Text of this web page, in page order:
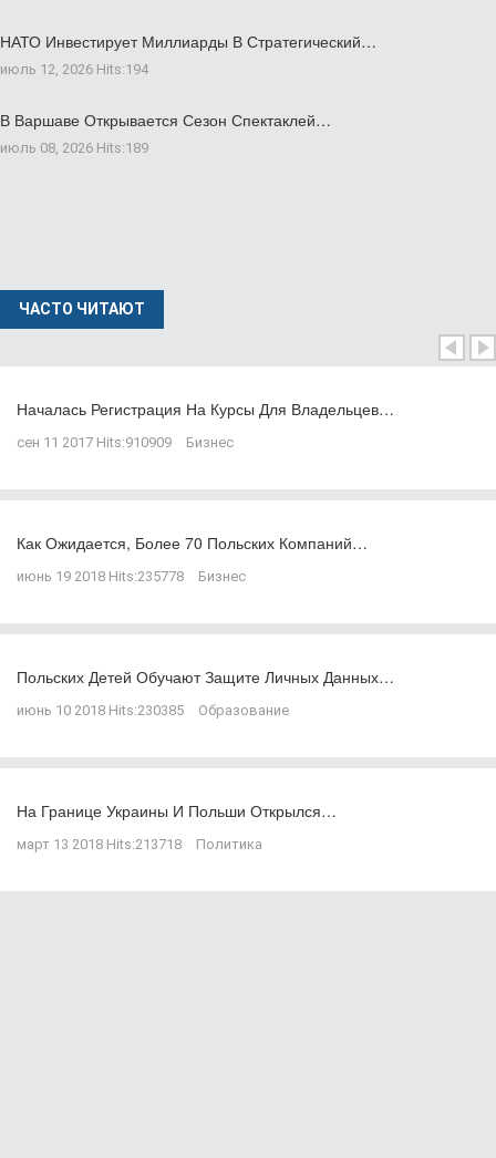
НАТО Инвестирует Миллиарды В Стратегический…
июль 12, 2026 Hits:194
В Варшаве Открывается Сезон Спектаклей…
июль 08, 2026 Hits:189
ЧАСТО ЧИТАЮТ
Началась Регистрация На Курсы Для Владельцев…
сен 11 2017 Hits:910909 Бизнес
Как Ожидается, Более 70 Польских Компаний…
июнь 19 2018 Hits:235778 Бизнес
Польских Детей Обучают Защите Личных Данных…
июнь 10 2018 Hits:230385 Образование
На Границе Украины И Польши Открылся…
март 13 2018 Hits:213718 Политика